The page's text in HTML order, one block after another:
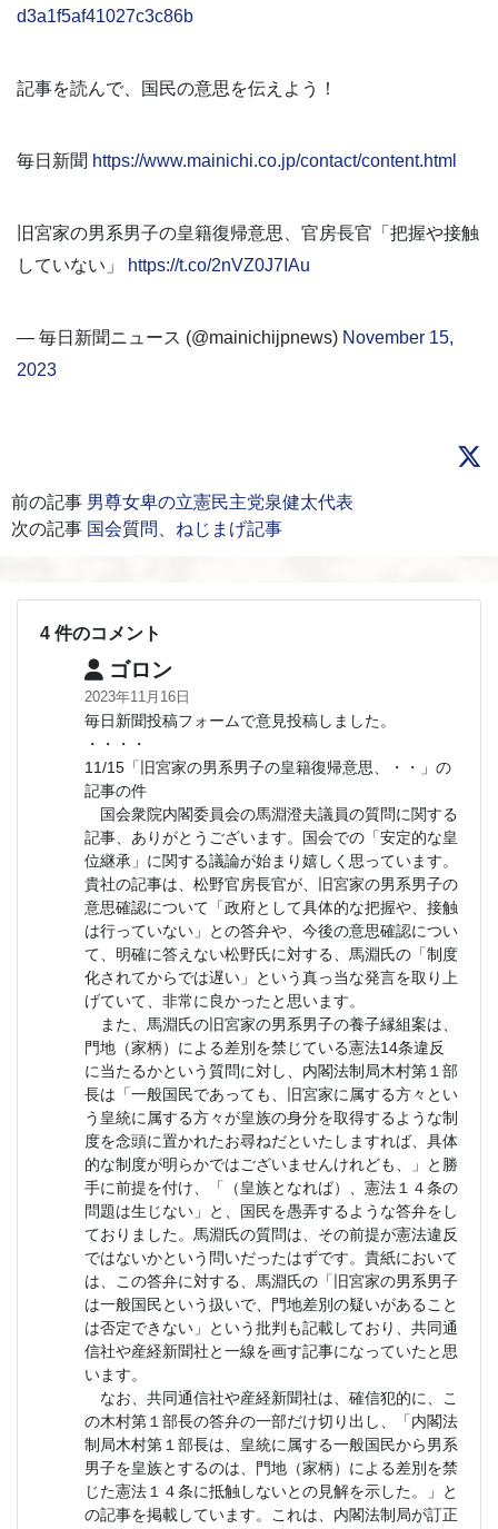
d3a1f5af41027c3c86b
記事を読んで、国民の意思を伝えよう！
毎日新聞 https://www.mainichi.co.jp/contact/content.html
旧宮家の男系男子の皇籍復帰意思、官房長官「把握や接触
していない」
https://t.co/2nVZ0J7IAu
— 毎日新聞ニュース (@mainichijpnews) November 15,
2023
前の記事 男尊女卑の立憲民主党泉健太代表
次の記事 国会質問、ねじまげ記事
4 件のコメント
ゴロン
2023年11月16日
毎日新聞投稿フォームで意見投稿しました。
・・・・
11/15「旧宮家の男系男子の皇籍復帰意思、・・」の
記事の件
国会衆院内閣委員会の馬淵澄夫議員の質問に関する
記事、ありがとうございます。国会での「安定的な皇
位継承」に関する議論が始まり嬉しく思っています。
貴社の記事は、松野官房長官が、旧宮家の男系男子の
意思確認について「政府として具体的な把握や、接触
は行っていない」との答弁や、今後の意思確認につい
て、明確に答えない松野氏に対する、馬淵氏の「制度
化されてからでは遅い」という真っ当な発言を取り上
げていて、非常に良かったと思います。
また、馬淵氏の旧宮家の男系男子の養子縁組案は、
門地（家柄）による差別を禁じている憲法14条違反
に当たるかという質問に対し、内閣法制局木村第１部
長は「一般国民であっても、旧宮家に属する方々とい
う皇統に属する方々が皇族の身分を取得するような制
度を念頭に置かれたお尋ねだといたしますれば、具体
的な制度が明らかではございませんけれども、」と勝
手に前提を付け、「（皇族となれば）、憲法１４条の
問題は生じない」と、国民を愚弄するような答弁をし
ておりました。馬淵氏の質問は、その前提が憲法違反
ではないかという問いだったはずです。貴紙において
は、この答弁に対する、馬淵氏の「旧宮家の男系男子
は一般国民という扱いで、門地差別の疑いがあること
は否定できない」という批判も記載しており、共同通
信社や産経新聞社と一線を画す記事になっていたと思
います。
なお、共同通信社や産経新聞社は、確信犯的に、こ
の木村第１部長の答弁の一部だけ切り出し、「内閣法
制局木村第１部長は、皇統に属する一般国民から男系
男子を皇族とするのは、門地（家柄）による差別を禁
じた憲法１４条に抵触しないとの見解を示した。」と
の記事を掲載しています。これは、内閣法制局が訂正